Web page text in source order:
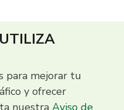
para mejorar tu
y ofrecer
nuestra Aviso de